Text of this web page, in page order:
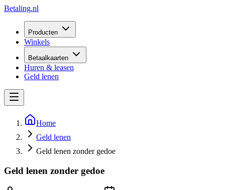
Betaling.nl
Producten
Winkels
Betaalkaarten
Huren & leasen
Geld lenen
Home
Geld lenen
Geld lenen zonder gedoe
Geld lenen zonder gedoe